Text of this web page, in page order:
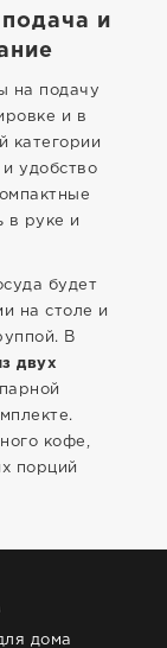
и
на подачу
и в
категории
удобство
в руке и
будет
на столе и
В
двух
кофе,
порций
дома